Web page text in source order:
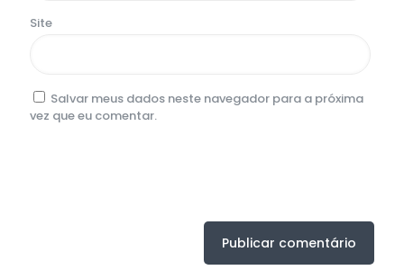
Site
Salvar meus dados neste navegador para a próxima
vez que eu comentar.